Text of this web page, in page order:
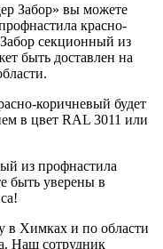
Забор» вы можете
красно-
секционный из
быть доставлен на
коричневый будет
в цвет RAL 3011 или
из профнастила
быть уверены в
в Химках и по области
Наш сотрудник